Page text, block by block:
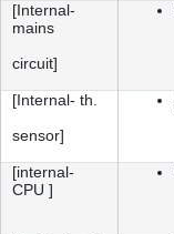
[Internal-
mains
circuit]
[Internal- th.
sensor]
[internal-
CPU ]